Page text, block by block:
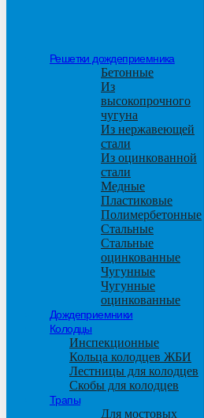
Решетки дождеприемника
Бетонные
Из
высокопрочного
чугуна
Из нержавеющей
стали
Из оцинкованной
стали
Медные
Пластиковые
Полимербетонные
Стальные
Стальные
оцинкованные
Чугунные
Чугунные
оцинкованные
Дождеприемники
Колодцы
Инспекционные
Кольца колодцев ЖБИ
Лестницы для колодцев
Скобы для колодцев
Трапы
Для мостовых